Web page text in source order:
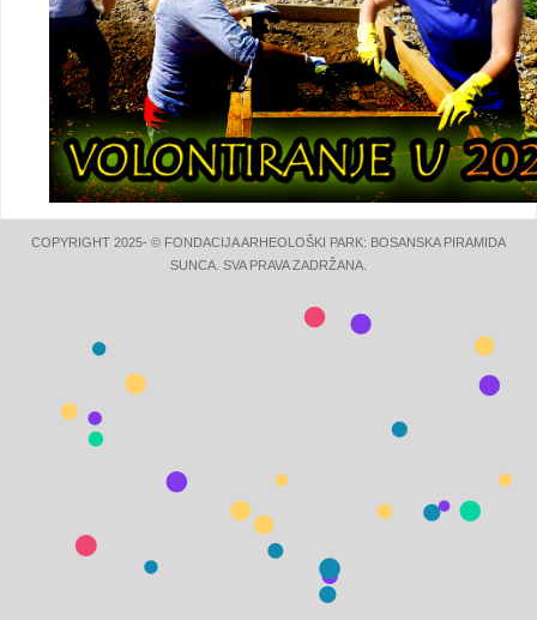
COPYRIGHT 2025- © FONDACIJA ARHEOLOŠKI PARK: BOSANSKA PIRAMIDA
SUNCA. SVA PRAVA ZADRŽANA.